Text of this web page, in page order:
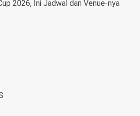
2026, Ini Jadwal dan Venue-nya